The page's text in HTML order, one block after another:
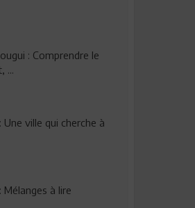
: Comprendre le
...
ville qui cherche à
Mélanges à lire